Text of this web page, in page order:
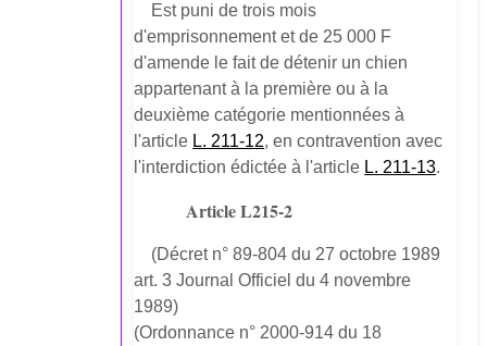
Est puni de trois mois
d'emprisonnement et de 25 000 F
d'amende le fait de détenir un chien
appartenant à la première ou à la
deuxième catégorie mentionnées à
l'article L. 211-12, en contravention avec
l'interdiction édictée à l'article L. 211-13.
Article L215-2
(Décret n° 89-804 du 27 octobre 1989
art. 3 Journal Officiel du 4 novembre
1989)
(Ordonnance n° 2000-914 du 18